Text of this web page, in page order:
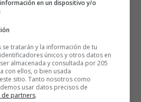
en un dispositivo y/o
tratarán y la información de tu
únicos y otros datos en
almacenada y consultada por 205
con ellos, o bien usada
sitio. Tanto nosotros como
usar datos precisos de
de partners.